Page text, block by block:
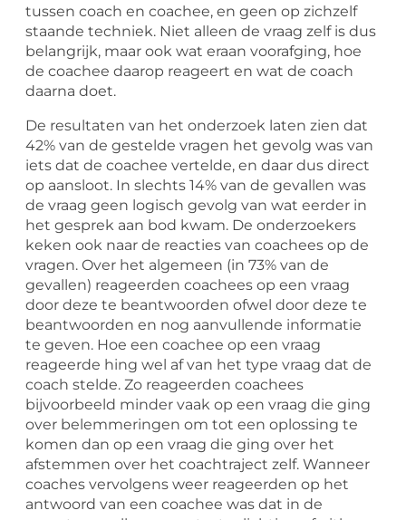
tussen coach en coachee, en geen op zichzelf
staande techniek. Niet alleen de vraag zelf is dus
belangrijk, maar ook wat eraan voorafging, hoe
de coachee daarop reageert en wat de coach
daarna doet.
De resultaten van het onderzoek laten zien dat
42% van de gestelde vragen het gevolg was van
iets dat de coachee vertelde, en daar dus direct
op aansloot. In slechts 14% van de gevallen was
de vraag geen logisch gevolg van wat eerder in
het gesprek aan bod kwam. De onderzoekers
keken ook naar de reacties van coachees op de
vragen. Over het algemeen (in 73% van de
gevallen) reageerden coachees op een vraag
door deze te beantwoorden ofwel door deze te
beantwoorden en nog aanvullende informatie
te geven. Hoe een coachee op een vraag
reageerde hing wel af van het type vraag dat de
coach stelde. Zo reageerden coachees
bijvoorbeeld minder vaak op een vraag die ging
over belemmeringen om tot een oplossing te
komen dan op een vraag die ging over het
afstemmen over het coachtraject zelf. Wanneer
coaches vervolgens weer reageerden op het
antwoord van een coachee was dat in de